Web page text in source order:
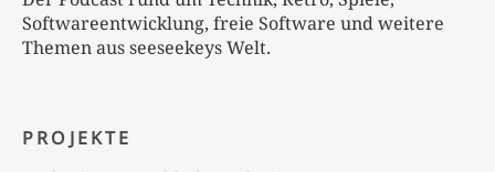
Softwareentwicklung, freie Software und weitere
Themen aus seeseekeys Welt.
PROJEKTE